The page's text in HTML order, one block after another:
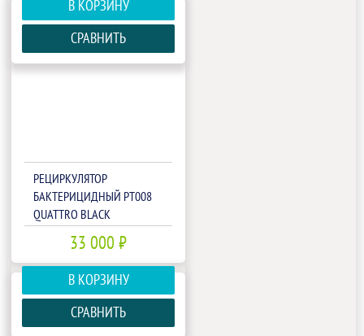
В КОРЗИНУ
СРАВНИТЬ
РЕЦИРКУЛЯТОР
БАКТЕРИЦИДНЫЙ РТ008
QUATTRO BLACK
33 000 ₽
В КОРЗИНУ
СРАВНИТЬ